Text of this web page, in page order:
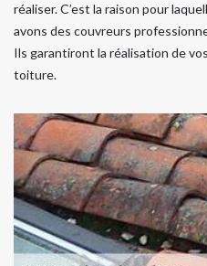
réaliser. C’est la raison pour
avons des couvreurs
Ils garantiront la réalisation de
toiture.